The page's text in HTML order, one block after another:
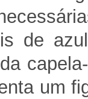
de
um